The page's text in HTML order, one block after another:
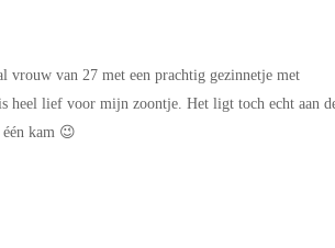
vrouw van 27 met een prachtig gezinnetje met
heel lief voor mijn zoontje. Het ligt toch echt aan
één kam 😉